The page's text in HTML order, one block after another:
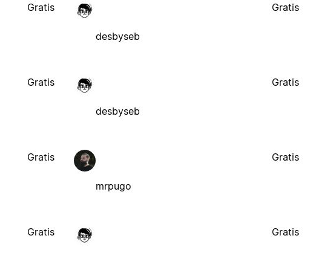
Gratis
desbyseb
Gratis
Gratis
desbyseb
Gratis
Gratis
mrpugo
Gratis
Gratis Gratis